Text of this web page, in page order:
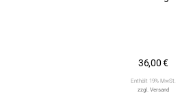
36,00€
Enthält 19% MwSt.
zzgl. Versand